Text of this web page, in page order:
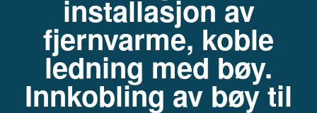
installasjon av
fjernvarme, koble
ledning med bøy.
Innkobling av bøy til